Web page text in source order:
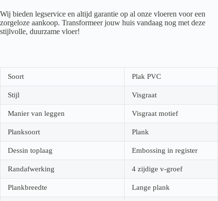
Wij bieden legservice en altijd garantie op al onze vloeren voor een
zorgeloze aankoop. Transformeer jouw huis vandaag nog met deze
stijlvolle, duurzame vloer!
Soort Plak PVC
Stijl Visgraat
Manier van leggen Visgraat motief
Planksoort Plank
Dessin toplaag Embossing in register
Randafwerking 4 zijdige v-groef
Plankbreedte Lange plank